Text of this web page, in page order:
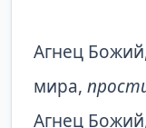
Агнец
мира,
Агнец